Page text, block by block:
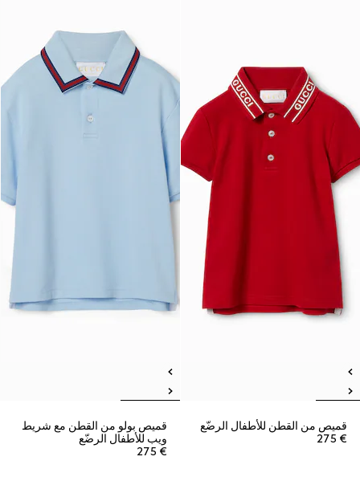
قميص من القطن للأطفال الرضّع
€ 275
قميص بولو من القطن مع شريط
ويب للأطفال الرضّع
€ 275